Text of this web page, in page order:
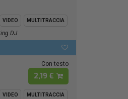
VIDEO MULTITRACCIA
DJ
Con testo
2,19 €
VIDEO MULTITRACCIA